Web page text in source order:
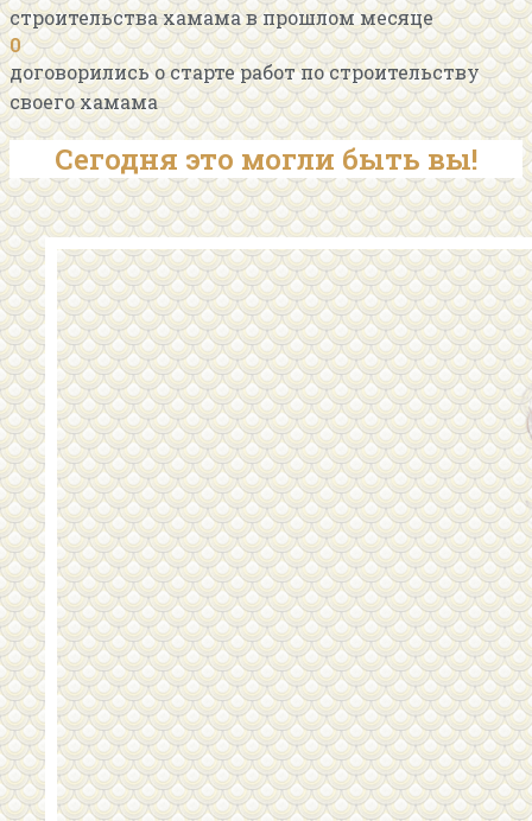
строительства хамама в прошлом месяце
0
договорились о старте работ по строительству
своего хамама
Сегодня это могли быть вы!